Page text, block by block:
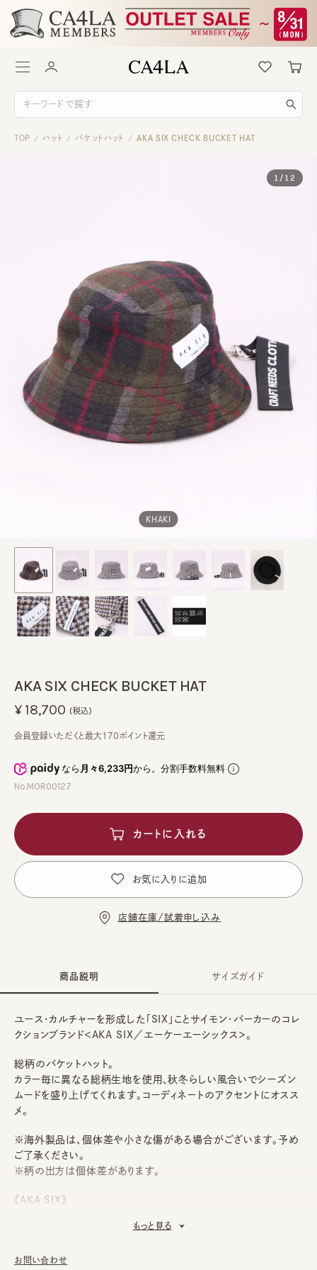
TOP / ハット / バケットハット / AKA SIX CHECK BUCKET HAT
KHAKI
1 / 12
AKA SIX CHECK BUCKET HAT
なら月々6,233円から。分割手数料無料
No.MOR00127
¥18,700 (税込)
会員登録いただくと最大170ポイント還元
カートに入れる
お気に入りに追加
店舗在庫/試着申し込み
商品説明
ユース・カルチャーを形成した「SIX」ことサイモン・バーカーのコレ
クションブランド＜AKA SIX／エーケーエーシックス＞。
総柄のバケットハット。
カラー毎に異なる総柄生地を使用、秋冬らしい風合いでシーズン
ムードを盛り上げてくれます。コーディネートのアクセントにオスス
メ。
※海外製品は、個体差や小さな傷がある場合がございます。予め
ご了承ください。
※柄の出方は個体差があります。
《AKA SIX》
った「SIX」ことSIMON BARKER（サイモン・バーカー）が2016年
などの、パンクファッションの特徴的なディテールを落とし込んだ、
もっと見る
サイズガイド
お問い合わせ